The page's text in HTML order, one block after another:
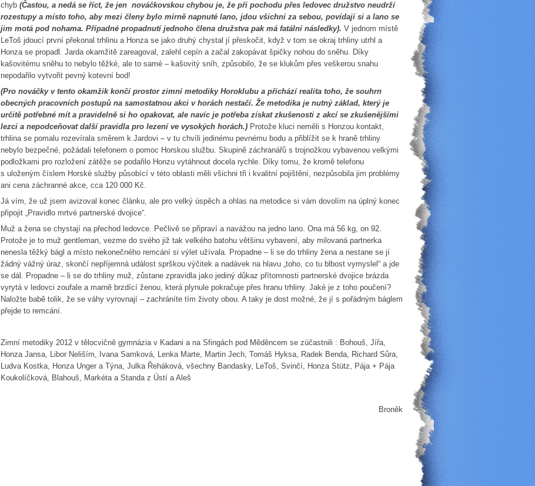
chyb (Častou, a nedá se říct, že jen nováčkovskou chybou je, že při pochodu přes ledovec družstvo neudrží
rozestupy a místo toho, aby mezi členy bylo mírně napnuté lano, jdou všichni za sebou, povídají si a lano se
jim motá pod nohama. Případné propadnutí jednoho člena družstva pak má fatální následky). V jednom místě
LeToš jdoucí první překonal trhlinu a Honza se jako druhý chystal jí přeskočit, když v tom se okraj trhliny utrhl a
Honza se propadl. Jarda okamžitě zareagoval, zalehl cepín a začal zakopávat špičky nohou do sněhu. Díky
kašovitému sněhu to nebylo těžké, ale to samé – kašovitý sníh, způsobilo, že se klukům přes veškerou snahu
nepodařilo vytvořit pevný kotevní bod!
(Pro nováčky v tento okamžik končí prostor zimní metodiky Horoklubu a přichází realita toho, že souhrn
obecných pracovních postupů na samostatnou akci v horách nestačí. Že metodika je nutný základ, který je
určitě potřebné mít a pravidelně si ho opakovat, ale navíc je potřeba získat zkušenosti z akcí se zkušenějšími
lezci a nepodceňovat další pravidla pro lezení ve vysokých horách.) Protože kluci neměli s Honzou kontakt,
trhlina se pomalu rozevírala směrem k Jardovi – v tu chvíli jedinému pevnému bodu a přiblížit se k hraně trhliny
nebylo bezpečné, požádali telefonem o pomoc Horskou službu. Skupině záchranářů s trojnožkou vybavenou velkými
podložkami pro rozložení zátěže se podařilo Honzu vytáhnout docela rychle. Díky tomu, že kromě telefonu
s uloženým číslem Horské služby působící v této oblasti měli všichni tři i kvalitní pojištění, nezpůsobila jim problémy
ani cena záchranné akce, cca 120 000 Kč.
Já vím, že už jsem avizoval konec článku, ale pro velký úspěch a ohlas na metodice si vám dovolím na úplný konec
připojit „Pravidlo mrtvé partnerské dvojice“.
Muž a žena se chystají na přechod ledovce. Pečlivě se připraví a navážou na jedno lano. Ona má 56 kg, on 92.
Protože je to muž gentleman, vezme do svého již tak velkého batohu většinu vybavení, aby milovaná partnerka
nenesla těžký bágl a místo nekonečného remcání si výlet užívala. Propadne – li se do trhliny žena a nestane se jí
žádný vážný úraz, skončí nepříjemná událost sprškou výčitek a nadávek na hlavu „toho, co tu blbost vymyslel“ a jde
se dál. Propadne – li se do trhliny muž, zůstane zpravidla jako jediný důkaz přítomnosti partnerské dvojice brázda
vyrytá v ledovci zoufale a marně brzdící ženou, která plynule pokračuje přes hranu trhliny. Jaké je z toho poučení?
Naložte babě tolik, že se váhy vyrovnají – zachráníte tím životy obou. A taky je dost možné, že jí s pořádným báglem
přejde to remcání.
Zimní metodiky 2012 v tělocvičně gymnázia v Kadani a na Sfingách pod Měděncem se zúčastnili : Bohouš, Jířa,
Honza Jansa, Libor Neliším, Ivana Samková, Lenka Marte, Martin Jech, Tomáš Hyksa, Radek Benda, Richard Sůra,
Ludva Kostka, Honza Unger a Týna, Julka Řeháková, všechny Bandasky, LeToš, Svinčí, Honza Stütz, Pája + Pája
Koukolíčková, Blahouš, Markéta a Standa z Ústí a Aleš
Broněk